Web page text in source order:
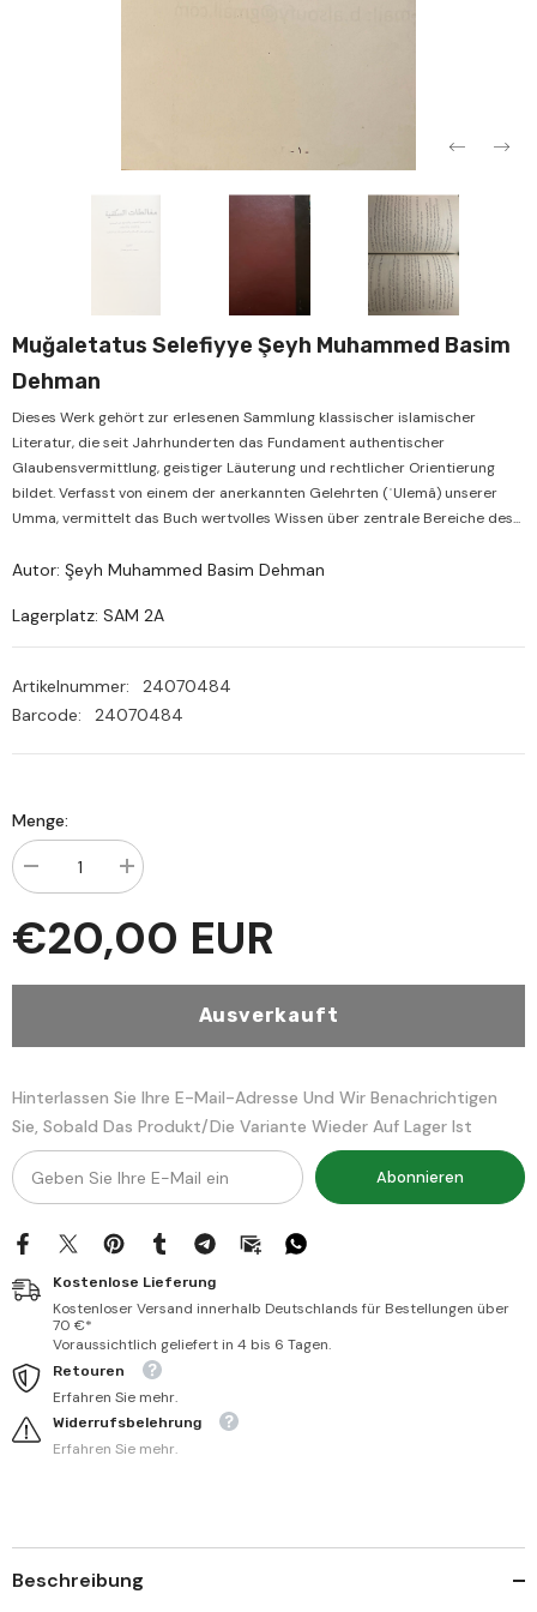
Muğaletatus Selefiyye Şeyh Muhammed Basim
Dehman
Dieses Werk gehört zur erlesenen Sammlung klassischer islamischer
Literatur, die seit Jahrhunderten das Fundament authentischer
Glaubensvermittlung, geistiger Läuterung und rechtlicher Orientierung
bildet. Verfasst von einem der anerkannten Gelehrten (ʿUlemâ) unserer
Umma, vermittelt das Buch wertvolles Wissen über zentrale Bereiche des...
Autor: Şeyh Muhammed Basim Dehman
Lagerplatz: SAM 2A
Artikelnummer:
24070484
Barcode:
24070484
Menge:
verringern
Muğaletatus
Selefiyye
Muhammed
Menge
erhöhen
Muğaletatus
Selefiyye
Muhammed
€20,00 EUR
Ausverkauft
Hinterlassen Sie Ihre E-Mail-Adresse Und Wir Benachrichtigen
Sie, Sobald Das Produkt/die Variante Wieder Auf Lager Ist
Abonnieren
Kostenlose Lieferung
Kostenloser Versand innerhalb Deutschlands für Bestellungen über
70 €*
Voraussichtlich geliefert in 4 bis 6 Tagen.
Retouren
Erfahren Sie mehr.
Widerrufsbelehrung
Erfahren Sie mehr.
Beschreibung
Verkauf